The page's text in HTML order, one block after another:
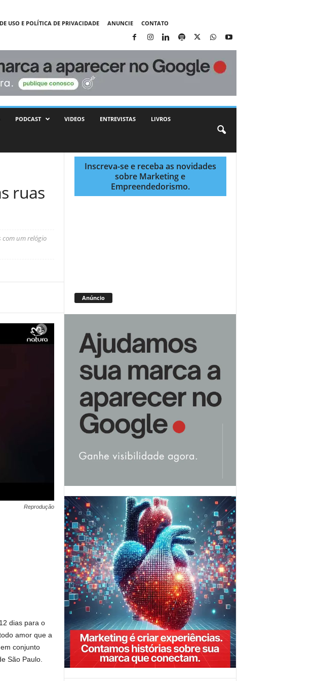
USO E POLÍTICA DE PRIVACIDADE ANUNCIE CONTATO
PODCAST VIDEOS ENTREVISTAS LIVROS
ruas
com um relógio
Reprodução
dias para o
amor que a
conjunto
São Paulo.
Inscreva-se e receba as novidades
sobre Marketing e
Empreendedorismo.
Anúncio